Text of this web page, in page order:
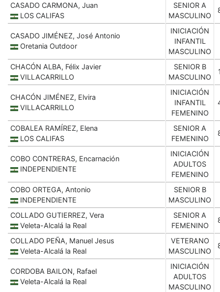
CASADO CARMONA, Juan
LOS CALIFAS
SENIOR A
MASCULINO
CASADO JIMÉNEZ, José Antonio
Oretania Outdoor
INICIACIÓN
INFANTIL
MASCULINO
CHACÓN ALBA, Félix Javier
VILLACARRILLO
SENIOR B
MASCULINO
CHACÓN JIMÉNEZ, Elvira
VILLACARRILLO
INICIACIÓN
INFANTIL
FEMENINO
COBALEA RAMÍREZ, Elena
LOS CALIFAS
SENIOR A
FEMENINO
COBO CONTRERAS, Encarnación
INDEPENDIENTE
INICIACIÓN
ADULTOS
FEMENINO
COBO ORTEGA, Antonio
INDEPENDIENTE
SENIOR B
MASCULINO
COLLADO GUTIERREZ, Vera
Veleta-Alcalá la Real
SENIOR A
FEMENINO
COLLADO PEÑA, Manuel Jesus
Veleta-Alcalá la Real
VETERANO
MASCULINO
CORDOBA BAILON, Rafael
Veleta-Alcalá la Real
INICIACIÓN
ADULTOS
MASCULINO